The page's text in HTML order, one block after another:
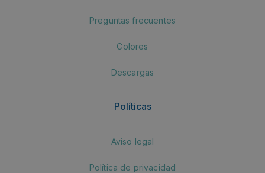
Preguntas frecuentes
Colores
Descargas
Políticas
Aviso legal
Política de privacidad